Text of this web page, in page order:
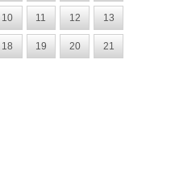
10 11 12 13
18 19 20 21